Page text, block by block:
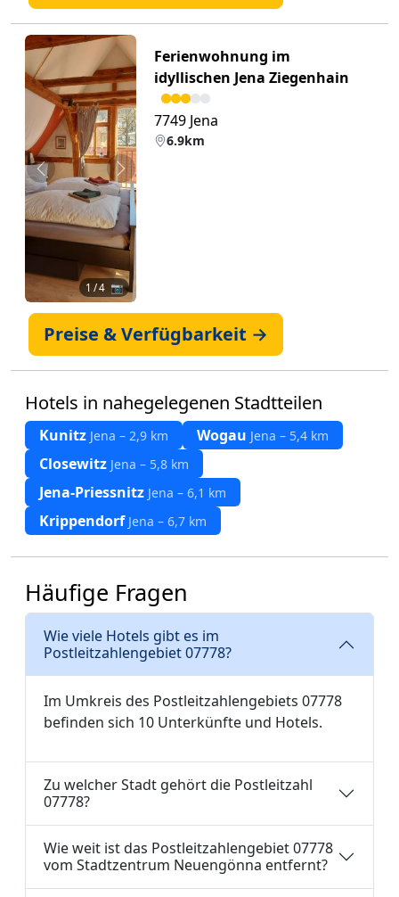
Zurück Weiter
1 / 4 📷
Ferienwohnung im
idyllischen Jena Ziegenhain
7749 Jena
6.9km
Preise & Verfügbarkeit →
Hotels in nahegelegenen Stadtteilen
Kunitz Jena – 2,9 km Wogau Jena – 5,4 km
Closewitz Jena – 5,8 km
Jena-Priessnitz Jena – 6,1 km
Krippendorf Jena – 6,7 km
Häufige Fragen
Wie viele Hotels gibt es im
Postleitzahlengebiet 07778?
Im Umkreis des Postleitzahlengebiets 07778
befinden sich 10 Unterkünfte und Hotels.
Zu welcher Stadt gehört die Postleitzahl
07778?
Wie weit ist das Postleitzahlengebiet 07778
vom Stadtzentrum Neuengönna entfernt?